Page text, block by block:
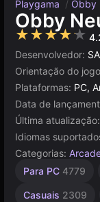
Playgama / Obby
Obby
★★★★★
Desenvolvedor:
Orientação do
Plataformas: PC,
Data de
Última atualização:
Idiomas
Categorias:
Para PC 4779
Casuais 2309
Infantis
Unity
3172